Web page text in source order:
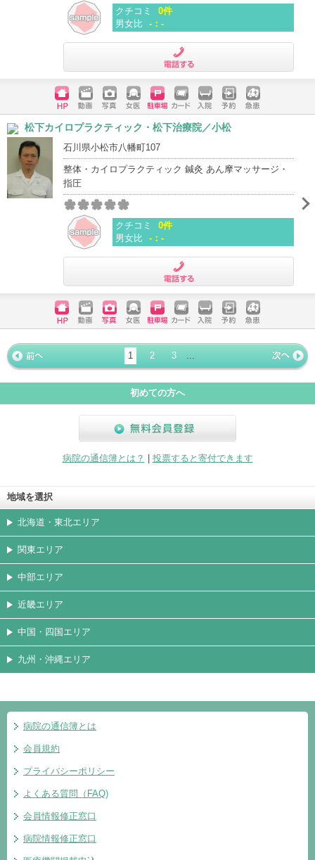
クチコミ
0件
男女比 -：-
ホームペ
ージ
動画 写真 女医 駐車場
クレジッ
トカード
入院 予約 急患
松下カイロプラクティック・松下治療院／小松
石川県小松市八幡町107
整体・カイロプラクティック 鍼灸 あん摩マッサージ・
指圧
クチコミ
0件
男女比 -：-
ホームペ
ージ
動画 写真 女医 駐車場
クレジッ
トカード
入院 予約 急患
« 前ペー
ジ
1 2 3
次ページ
»
初めての方へ
病院の通信簿とは？
投票すると寄付できます
地域を選択
北海道・東北エリア
関東エリア
中部エリア
近畿エリア
中国・四国エリア
九州・沖縄エリア
病院の通信簿とは
会員規約
プライバシーポリシー
よくある質問（FAQ)
会員情報修正窓口
病院情報修正窓口